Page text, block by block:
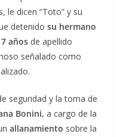
le dicen “Toto” y su
detenido su hermano
años de apellido
señalado como
seguridad y la toma de
Bonini, a cargo de la
allanamiento sobre la